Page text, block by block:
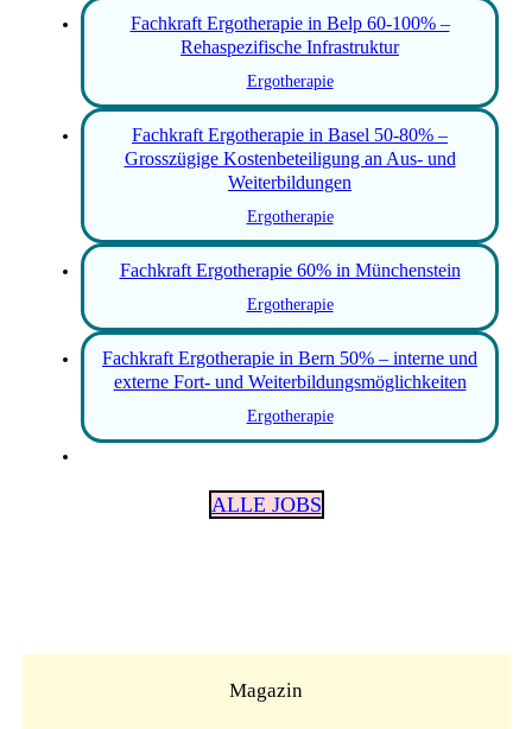
Fachkraft Ergotherapie in Belp 60-100% –
Rehaspezifische Infrastruktur
Ergotherapie
Fachkraft Ergotherapie in Basel 50-80% –
Grosszügige Kostenbeteiligung an Aus- und
Weiterbildungen
Ergotherapie
Fachkraft Ergotherapie 60% in Münchenstein
Ergotherapie
Fachkraft Ergotherapie in Bern 50% – interne und
externe Fort- und Weiterbildungsmöglichkeiten
Ergotherapie
ALLE JOBS
Magazin